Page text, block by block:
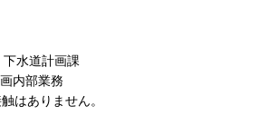
下水道計画課
内部業務
はありません。